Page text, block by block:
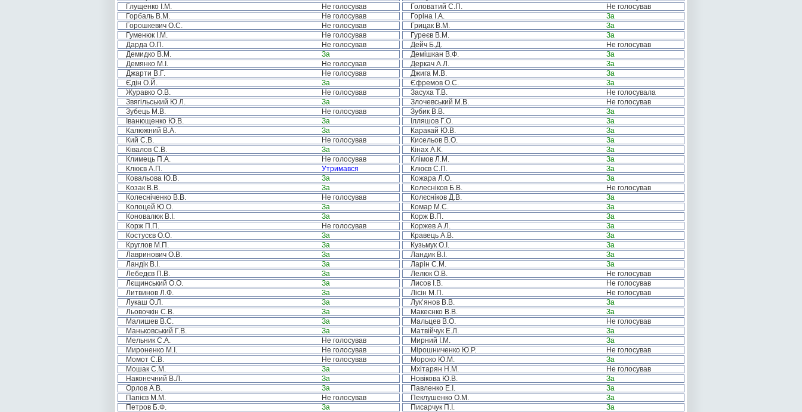
Глущенко І.М.
Не голосував Головатий С.П.
Не голосував
Горбаль В.М.
Не голосував Горіна І.А.
За
Горошкевич О.С.
Не голосував Грицак В.М.
За
Гуменюк І.М.
Не голосував Гуреєв В.М.
За
Дарда О.П.
Не голосував Дейч Б.Д.
Не голосував
Демидко В.М.
За Демішкан В.Ф.
За
Демянко М.І.
Не голосував Деркач А.Л.
За
Джарти В.Г.
Не голосував Джига М.В.
За
Єдін О.Й.
За Єфремов О.С.
За
Журавко О.В.
Не голосував Засуха Т.В.
Не голосувала
Звягільський Ю.Л.
За Злочевський М.В.
Не голосував
Зубець М.В.
Не голосував Зубик В.В.
За
Іванющенко Ю.В.
За Ілляшов Г.О.
За
Калюжний В.А.
За Каракай Ю.В.
За
Кий С.В.
Не голосував Кисельов В.О.
За
Ківалов С.В.
За Кінах А.К.
За
Климець П.А.
Не голосував Клімов Л.М.
За
Клюєв А.П.
Утримався Клюєв С.П.
За
Ковальова Ю.В.
За Кожара Л.О.
За
Козак В.В.
За Колесніков Б.В.
Не голосував
Колесніченко В.В.
Не голосував Колєсніков Д.В.
За
Колоцей Ю.О.
За Комар М.С.
За
Коновалюк В.І.
За Корж В.П.
За
Корж П.П.
Не голосував Коржев А.Л.
За
Костусєв О.О.
За Кравець А.В.
За
Круглов М.П.
За Кузьмук О.І.
За
Лавринович О.В.
За Ландик В.І.
За
Ландік В.І.
За Ларін С.М.
За
Лебедєв П.В.
За Лелюк О.В.
Не голосував
Лєщинський О.О.
За Лисов І.В.
Не голосував
Литвинов Л.Ф.
За Лісін М.П.
Не голосував
Лукаш О.Л.
За Лук’янов В.В.
За
Льовочкін С.В.
За Макеєнко В.В.
За
Малишев В.С.
За Мальцев В.О.
Не голосував
Маньковський Г.В.
За Матвійчук Е.Л.
За
Мельник С.А.
Не голосував Мирний І.М.
За
Мироненко М.І.
Не голосував Мірошниченко Ю.Р.
Не голосував
Момот С.В.
Не голосував Мороко Ю.М.
За
Мошак С.М.
За Мхітарян Н.М.
Не голосував
Наконечний В.Л.
За Новікова Ю.В.
За
Орлов А.В.
За Павленко Е.І.
За
Папієв М.М.
Не голосував Пеклушенко О.М.
За
Петров Б.Ф.
За Писарчук П.І.
За